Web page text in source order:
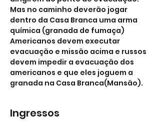
Mas no caminho deverão jogar
dentro da Casa Branca uma arma
química (granada de fumaça)
Americanos devem executar
evacuação e missão acima e russos
devem impedir a evacuação dos
americanos e que eles joguem a
granada na Casa Branca(Mansão).
Ingressos